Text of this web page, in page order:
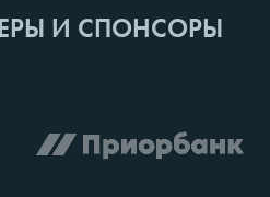
И СПОНСОРЫ